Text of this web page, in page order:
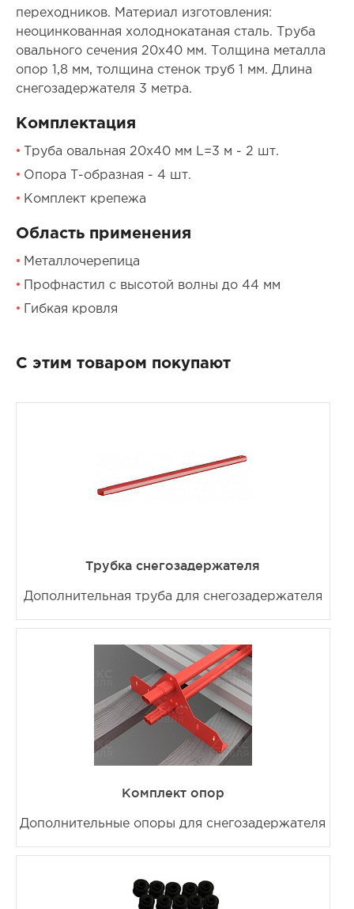
переходников. Материал изготовления:
неоцинкованная холоднокатаная сталь. Труба
овального сечения 20х40 мм. Толщина металла
опор 1,8 мм, толщина стенок труб 1 мм. Длина
снегозадержателя 3 метра.
Комплектация
Труба овальная 20х40 мм L=3 м - 2 шт.
Опора Т-образная - 4 шт.
Комплект крепежа
Область применения
Металлочерепица
Профнастил с высотой волны до 44 мм
Гибкая кровля
С этим товаром покупают
Трубка снегозадержателя
Дополнительная труба для снегозадержателя
Комплект опор
Дополнительные опоры для снегозадержателя